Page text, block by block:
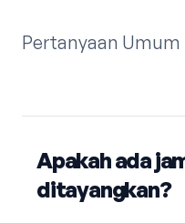
Pertanyaan Umum
Apakah ada
ditayangkan?